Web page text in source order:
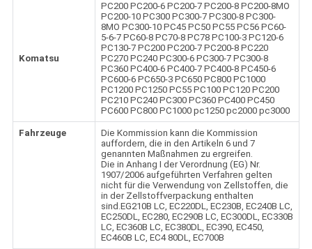
Komatsu
PC200 PC200-6 PC200-7 PC200-8 PC200-8MO
PC200-10 PC300 PC300-7 PC300-8 PC300-
8MO PC300-10 PC45 PC50 PC55 PC56 PC60-
5-6-7 PC60-8 PC70-8 PC78 PC100-3 PC120-6
PC130-7 PC200 PC200-7 PC200-8 PC220
PC270 PC240 PC300-6 PC300-7 PC300-8
PC360 PC400-6 PC400-7 PC400-8 PC450-6
PC600-6 PC650-3 PC650 PC800 PC1000
PC1200 PC1250 PC55 PC100 PC120 PC200
PC210 PC240 PC300 PC360 PC400 PC450
PC600 PC800 PC1000 pc1250 pc2000 pc3000
Fahrzeuge
Die Kommission kann die Kommission
auffordern, die in den Artikeln 6 und 7
genannten Maßnahmen zu ergreifen.
Die in Anhang I der Verordnung (EG) Nr.
1907/2006 aufgeführten Verfahren gelten
nicht für die Verwendung von Zellstoffen, die
in der Zellstoffverpackung enthalten
sind.EG210B LC, EC220DL, EC230B, EC240B LC,
EC250DL, EC280, EC290B LC, EC300DL, EC330B
LC, EC360B LC, EC380DL, EC390, EC450,
EC460B LC, EC4 80DL, EC700B